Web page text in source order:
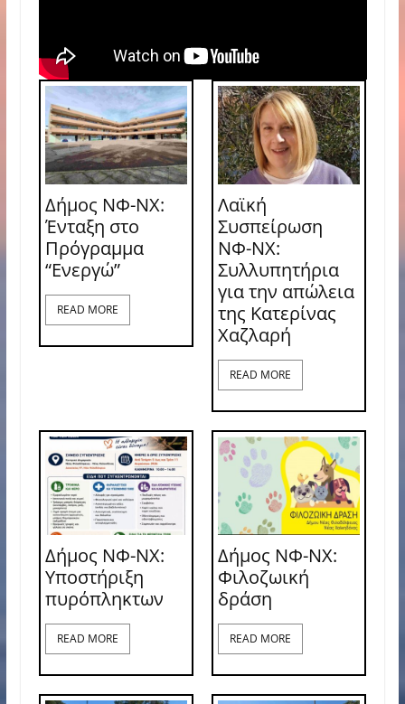
Δήμος ΝΦ-ΝΧ:
Ένταξη στο
Πρόγραμμα
“Ενεργώ”
READ MORE
Λαϊκή
Συσπείρωση
ΝΦ-ΝΧ:
Συλλυπητήρια
για την απώλεια
της Κατερίνας
Χαζλαρή
READ MORE
Δήμος ΝΦ-ΝΧ:
Υποστήριξη
πυρόπληκτων
READ MORE
Δήμος ΝΦ-ΝΧ:
Φιλοζωική
δράση
READ MORE